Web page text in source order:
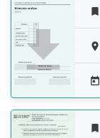




